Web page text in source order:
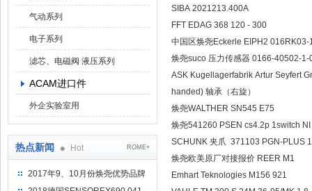
气动系列
电子系列
滤芯、电磁阀 液压系列
ACAM进口件
外企实验室用
热点新闻 Hot ROME+
2017年9、10月份焕尧优势品牌
推荐
SIBA 2021213.400A
FFT EDAG 368 120 - 300
中国区焕尧Eckerle EIPH2 016RK03-
焕尧suco 压力传感器 0166-40502-1-
ASK Kugellagerfabrik Artur Seyfert
handed) 轴承（右旋）
焕尧WALTHER SN545 E75
焕尧541260 PSEN cs4.2p 1switch
SCHUNK 夹爪 371103 PGN-PLUS
焕尧欧美原厂对接报价 REER M1
Emhart Teknologies M156 921